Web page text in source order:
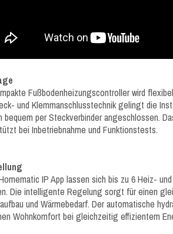
Fußbodenheizungscontroller wird
und Klemmanschlusstechnik gelingt die
bequem per Steckverbinder angeschlossen.
bei Inbetriebnahme und Funktionstests.
IP App lassen sich bis zu 6 Heiz-
Die intelligente Regelung sorgt für einen
und Wärmebedarf. Der automatische
Wohnkomfort bei gleichzeitig effizientem